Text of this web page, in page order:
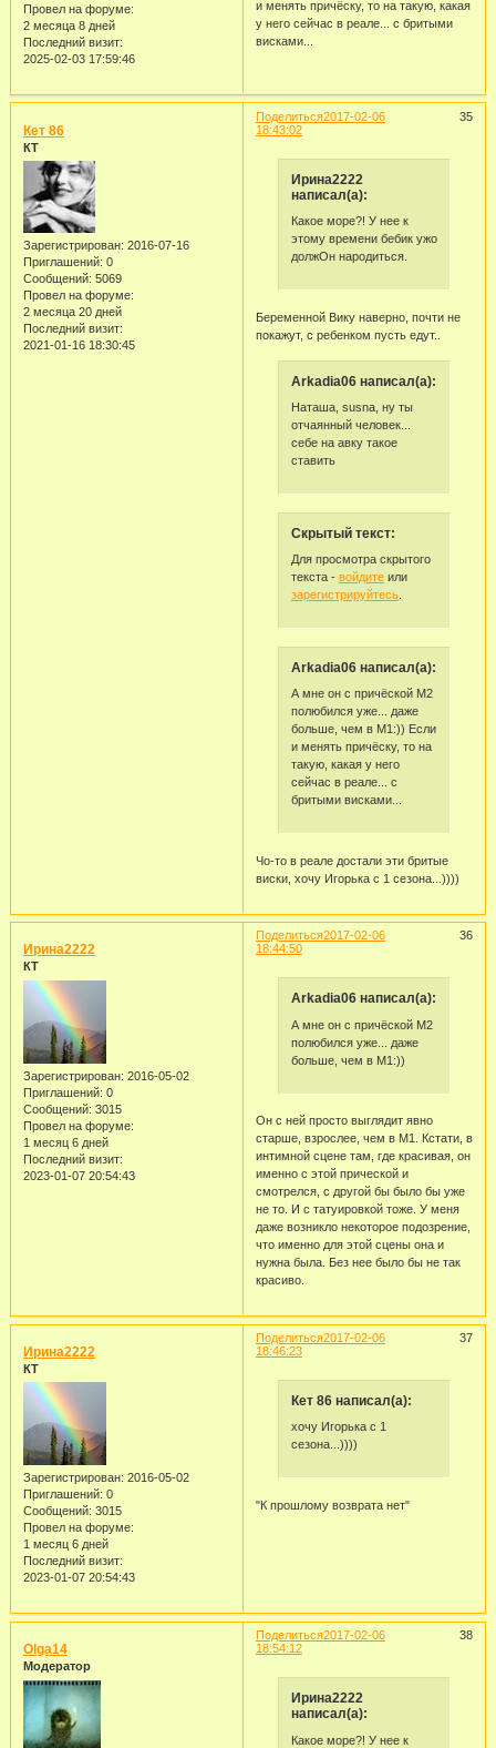
Провел на форуме:
2 месяца 8 дней
Последний визит:
2025-02-03 17:59:46
и менять причёску, то на такую, какая
у него сейчас в реале... с бритыми
висками...
Поделиться 35
2017-02-06
18:43:02
Кет 86
КТ
Зарегистрирован: 2016-07-16
Приглашений: 0
Сообщений: 5069
Провел на форуме:
2 месяца 20 дней
Последний визит:
2021-01-16 18:30:45
Ирина2222
написал(а):
Какое море?! У нее к
этому времени бебик ужо
должОн народиться.
Беременной Вику наверно, почти не
покажут, с ребенком пусть едут..
Arkadia06 написал(а):
Наташа, susna, ну ты
отчаянный человек...
себе на авку такое
ставить
Скрытый текст:
Для просмотра скрытого
текста - войдитеили
зарегистрируйтесь.
Arkadia06 написал(а):
А мне он с причёской М2
полюбился уже... даже
больше, чем в М1:)) Если
и менять причёску, то на
такую, какая у него
сейчас в реале... с
бритыми висками...
Чо-то в реале достали эти бритые
виски, хочу Игорька с 1 сезона...))))
Поделиться 36
2017-02-06
18:44:50
Ирина2222
КТ
Зарегистрирован: 2016-05-02
Приглашений: 0
Сообщений: 3015
Провел на форуме:
1 месяц 6 дней
Последний визит:
2023-01-07 20:54:43
Arkadia06 написал(а):
А мне он с причёской М2
полюбился уже... даже
больше, чем в М1:))
Он с ней просто выглядит явно
старше, взрослее, чем в М1. Кстати, в
интимной сцене там, где красивая, он
именно с этой прической и
смотрелся, с другой бы было бы уже
не то. И с татуировкой тоже. У меня
даже возникло некоторое подозрение,
что именно для этой сцены она и
нужна была. Без нее было бы не так
красиво.
Поделиться 37
2017-02-06
18:46:23
Ирина2222
КТ
Зарегистрирован: 2016-05-02
Приглашений: 0
Сообщений: 3015
Провел на форуме:
1 месяц 6 дней
Последний визит:
2023-01-07 20:54:43
Кет 86 написал(а):
хочу Игорька с 1
сезона...))))
"К прошлому возврата нет"
Поделиться 38
2017-02-06
18:54:12
Olga14
Модератор
Ирина2222
написал(а):
Какое море?! У нее к